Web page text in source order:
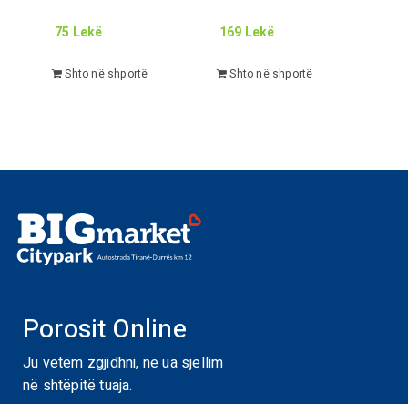
75 Lekë
Shto në shportë
169 Lekë
Shto në shportë
Porosit Online
Ju vetëm zgjidhni, ne ua sjellim
në shtëpitë tuaja.